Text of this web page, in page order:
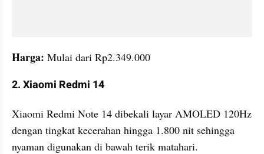
Harga: Mulai dari Rp2.349.000
2. Xiaomi Redmi 14
Xiaomi Redmi Note 14 dibekali layar AMOLED 120Hz
dengan tingkat kecerahan hingga 1.800 nit sehingga
nyaman digunakan di bawah terik matahari.